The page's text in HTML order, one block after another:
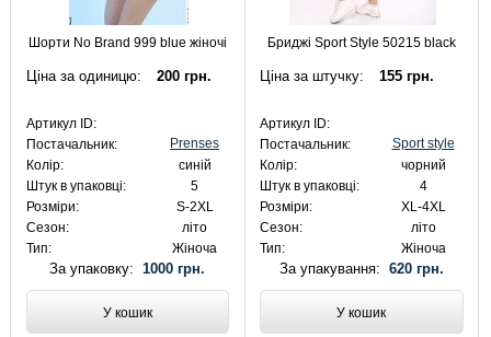
Шорти No Brand 999 blue жіночі
Ціна за одиницю: 200 грн.
Артикул ID:
Постачальник:
Prenses
Колір:
синій
Штук в упаковці:
5
Розміри:
S-2XL
Сезон:
літо
Тип:
Жіноча
За упаковку:1000 грн.
У кошик
Бриджі Sport Style 50215 black
Ціна за штучку: 155 грн.
Артикул ID:
Постачальник:
Sport style
Колір:
чорний
Штук в упаковці:
4
Розміри:
XL-4XL
Сезон:
літо
Тип:
Жіноча
За упакування: 620 грн.
У кошик